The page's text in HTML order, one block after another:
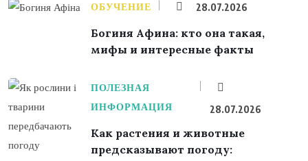
ОБУЧЕНИЕ 28.07.2026
Богиня Афина: кто она такая,
мифы и интересные факты
ПОЛЕЗНАЯ
ИНФОРМАЦИЯ
28.07.2026
Как растения и животные
предсказывают погоду: